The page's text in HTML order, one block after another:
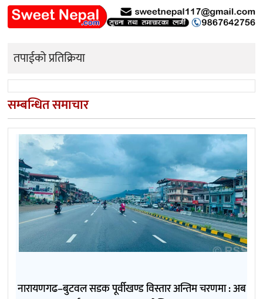
तपाईको प्रतिक्रिया
सम्बन्धित समाचार
नारायणगढ–बुटवल सडक पूर्वीखण्ड विस्तार अन्तिम चरणमा : अब